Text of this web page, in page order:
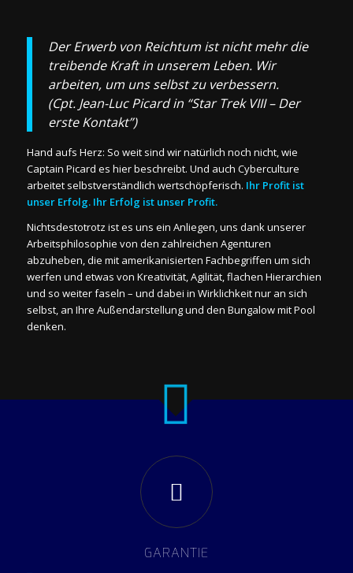
Der Erwerb von Reichtum ist nicht mehr die
treibende Kraft in unserem Leben. Wir
arbeiten, um uns selbst zu verbessern.
(Cpt. Jean-Luc Picard in “Star Trek VIII – Der
erste Kontakt”)
Hand aufs Herz: So weit sind wir natürlich noch nicht, wie
Captain Picard es hier beschreibt. Und auch Cyberculture
arbeitet selbstverständlich wertschöpferisch. Ihr Profit ist
unser Erfolg. Ihr Erfolg ist unser Profit.
Nichtsdestotrotz ist es uns ein Anliegen, uns dank unserer
Arbeitsphilosophie von den zahlreichen Agenturen
abzuheben, die mit amerikanisierten Fachbegriffen um sich
werfen und etwas von Kreativität, Agilität, flachen Hierarchien
und so weiter faseln – und dabei in Wirklichkeit nur an sich
selbst, an Ihre Außendarstellung und den Bungalow mit Pool
denken.
GARANTIE